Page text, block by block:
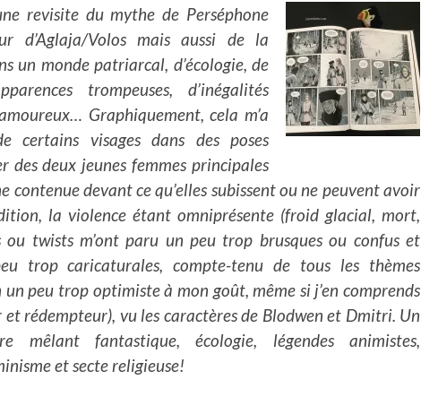
revisite du mythe de Perséphone
d’Aglaja/Volos mais aussi de la
un monde patriarcal, d’écologie, de
trompeuses, d’inégalités
Graphiquement, cela m’a
certains visages dans des poses
des deux jeunes femmes principales
contenue devant ce qu’elles subissent ou ne peuvent avoir
la violence étant omniprésente (froid glacial, mort,
ou twists m’ont paru un peu trop brusques ou confus et
trop caricaturales, compte-tenu de tous les thèmes
peu trop optimiste à mon goût, même si j’en comprends
et rédempteur), vu les caractères de Blodwen et Dmitri. Un
mêlant fantastique, écologie, légendes animistes,
et secte religieuse!